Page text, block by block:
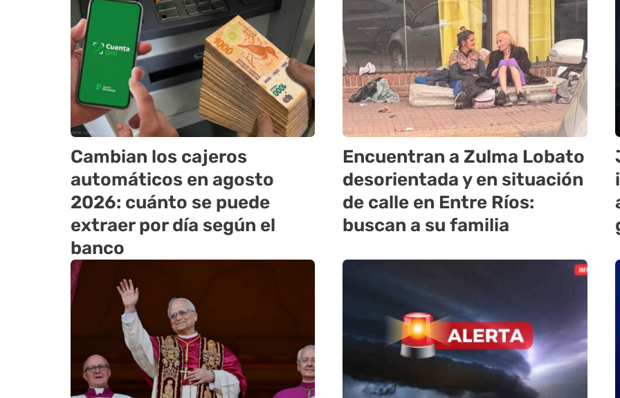
Cambian los cajeros
automáticos en agosto
2026: cuánto se puede
extraer por día según el
banco
Encuentran a Zulma Lobato
desorientada y en situación
de calle en Entre Ríos:
buscan a su familia